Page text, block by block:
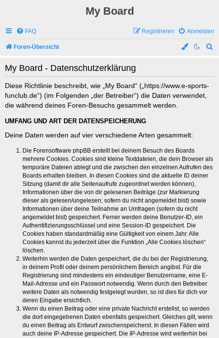
My Board
FAQ Anmelden
Registrieren
Foren-Übersicht
My Board - Datenschutzerklärung
Diese Richtlinie beschreibt, wie „My Board“ („https://www.e-sports-
funclub.de“) (im Folgenden „der Betreiber“) die Daten verwendet,
die während deines Foren-Besuchs gesammelt werden.
UMFANG UND ART DER DATENSPEICHERUNG
Deine Daten werden auf vier verschiedene Arten gesammelt:
Die Forensoftware phpBB erstellt bei deinem Besuch des Boards
mehrere Cookies. Cookies sind kleine Textdateien, die dein Browser als
temporäre Dateien ablegt und die zwischen den einzelnen Aufrufen des
Boards erhalten bleiben. In diesen Cookies sind die aktuelle ID deiner
Sitzung (damit dir alle Seitenaufrufe zugeordnet werden können),
Informationen über die von dir gelesenen Beiträge (zur Markierung
dieser als gelesen/ungelesen; sofern du nicht angemeldet bist) sowie
Informationen über deine Teilnahme an Umfragen (sofern du nicht
angemeldet bist) gespeichert. Ferner werden deine Benutzer-ID, ein
Authentifizierungsschlüssel und eine Session-ID gespeichert. Die
Cookies haben standardmäßig eine Gültigkeit von einem Jahr. Alle
Cookies kannst du jederzeit über die Funktion „Alle Cookies löschen“
löschen.
Weiterhin werden die Daten gespeichert, die du bei der Registrierung,
in deinem Profil oder deinem persönlichem Bereich angibst. Für die
Registrierung sind mindestens ein eindeutiger Benutzername, eine E-
Mail-Adresse und ein Passwort notwendig. Wenn durch den Betreiber
weitere Daten als notwendig festgelegt wurden, so ist dies für dich vor
deren Eingabe ersichtlich.
Wenn du einen Beitrag oder eine private Nachricht erstellst, so werden
die dort eingegebenen Daten ebenfalls gespeichert. Gleiches gilt, wenn
du einen Beitrag als Entwurf zwischenspeicherst. In diesen Fällen wird
auch deine IP-Adresse gespeichert. Die IP-Adresse wird weiterhin bei